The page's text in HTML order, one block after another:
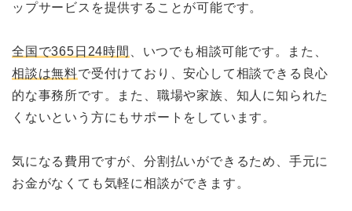
ップサービスを提供することが可能です。
全国で365日24時間
、いつでも相談可能です。また、
相談は無料で受付けており、安心して相談できる良心
的な事務所です。また、職場や家族、知人に知られた
くないという方にもサポートをしています。
気になる費用ですが、分割払いができるため、手元に
お金がなくても気軽に相談ができます。